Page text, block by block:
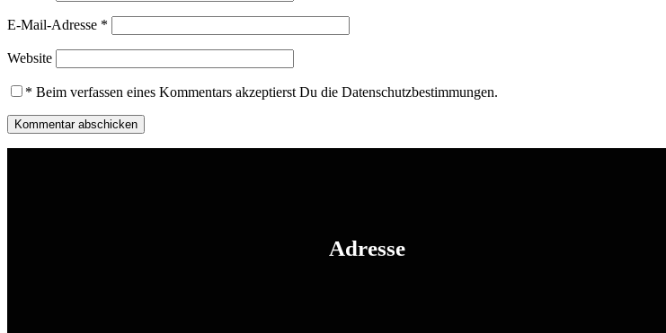
E-Mail-Adresse *
Website
* Beim verfassen eines Kommentars akzeptierst Du die Datenschutzbestimmungen.
Adresse